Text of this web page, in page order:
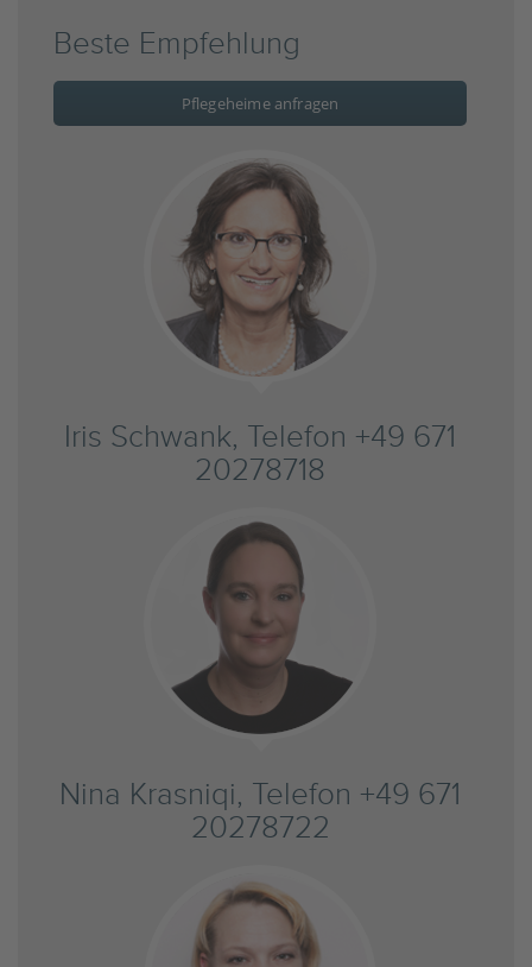
Beste Empfehlung
Pflegeheime anfragen
Iris Schwank, Telefon +49 671
20278718
Nina Krasniqi, Telefon +49 671
20278722